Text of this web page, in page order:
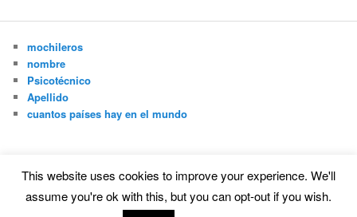
mochileros
nombre
Psicotécnico
Apellido
cuantos países hay en el mundo
Funciona gracias a WordPress
This website uses cookies to improve your experience. We'll
assume you're ok with this, but you can opt-out if you wish.